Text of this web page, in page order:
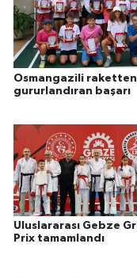
Osmangazili raketten
gururlandıran başarı
Uluslararası Gebze
Prix tamamlandı